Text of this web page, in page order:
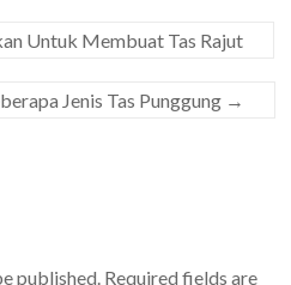
Untuk Membuat Tas Rajut
Jenis Tas Punggung →
published. Required fields are